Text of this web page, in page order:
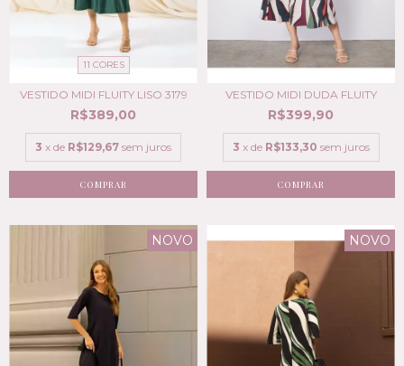
11 CORES
VESTIDO MIDI FLUITY LISO 3179
R$389,00
3 x de R$129,67 sem juros
COMPRAR
VESTIDO MIDI DUDA FLUITY
R$399,90
3 x de R$133,30 sem juros
COMPRAR
NOVO NOVO